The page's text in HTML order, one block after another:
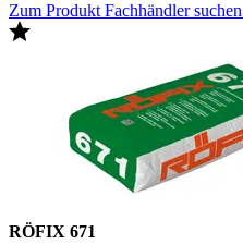
Zum ProduktFachhändler suchen
RÖFIX 671